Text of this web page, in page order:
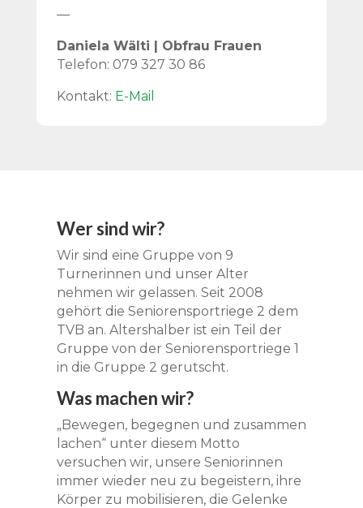
—
Daniela Wälti | Obfrau Frauen
Telefon: 079 327 30 86
Kontakt: E-Mail
Wer sind wir?
Wir sind eine Gruppe von 9
Turnerinnen und unser Alter
nehmen wir gelassen. Seit 2008
gehört die Seniorensportriege 2 dem
TVB an. Altershalber ist ein Teil der
Gruppe von der Seniorensportriege 1
in die Gruppe 2 gerutscht.
Was machen wir?
„Bewegen, begegnen und zusammen
lachen“ unter diesem Motto
versuchen wir, unsere Seniorinnen
immer wieder neu zu begeistern, ihre
Körper zu mobilisieren, die Gelenke